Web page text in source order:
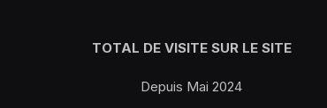
TOTAL DE VISITE SUR LE SITE
Depuis Mai 2024